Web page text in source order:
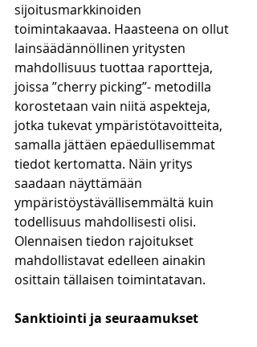
sijoitusmarkkinoiden
toimintakaavaa. Haasteena on ollut
lainsäädännöllinen yritysten
mahdollisuus tuottaa raportteja,
joissa ”cherry picking”- metodilla
korostetaan vain niitä aspekteja,
jotka tukevat ympäristötavoitteita,
samalla jättäen epäedullisemmat
tiedot kertomatta. Näin yritys
saadaan näyttämään
ympäristöystävällisemmältä kuin
todellisuus mahdollisesti olisi.
Olennaisen tiedon rajoitukset
mahdollistavat edelleen ainakin
osittain tällaisen toimintatavan.
Sanktiointi ja seuraamukset